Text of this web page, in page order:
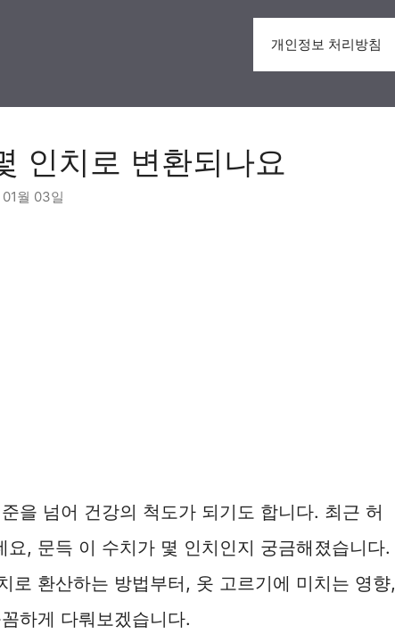
개인정보 처리방침
인치로 변환되나요
월 03일
을 넘어 건강의 척도가 되기도 합니다. 최근 허
, 문득 이 수치가 몇 인치인지 궁금해졌습니다.
로 환산하는 방법부터, 옷 고르기에 미치는 영향,
하게 다뤄보겠습니다.